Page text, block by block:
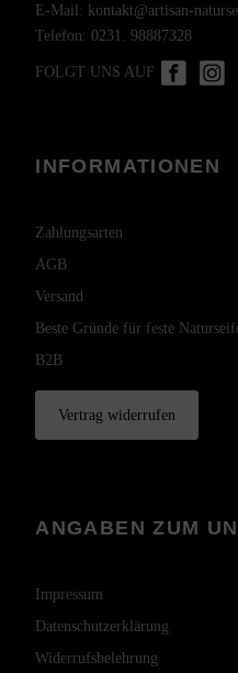
E-Mail: kontakt@artisan-
Telefon:0231. 98887328
FOLGT UNS AUF
INFORMATIONEN
Zahlungsarten
AGB
Versand
Beste Gründe für feste
B2B
Vertrag widerrufen
ANGABEN ZUM
Impressum
Datenschutzerklärung
Widerrufsbelehrung